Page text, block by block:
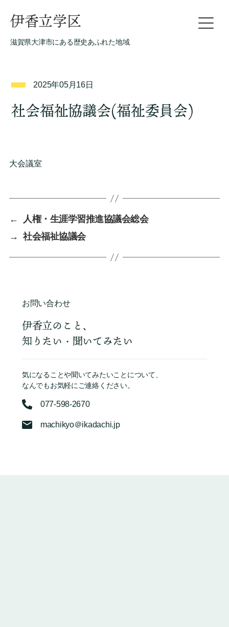
伊香立学区
滋賀県大津市にある歴史あふれた地域
2025年05月16日
社会福祉協議会(福祉委員会)
大会議室
←
人権・生涯学習推進協議会総会
→
社会福祉協議会
お問い合わせ
伊香立のこと、
知りたい・聞いてみたい
気になることや聞いてみたいことについて、
なんでもお気軽にご連絡ください。
077-598-2670
machikyo＠ikadachi.jp